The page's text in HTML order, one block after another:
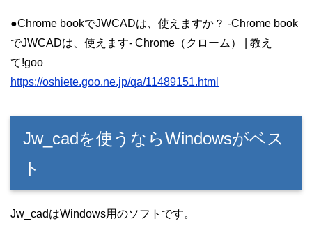
●Chrome bookでJWCADは、使えますか？ -Chrome book
でJWCADは、使えます- Chrome（クローム） | 教え
て!goo
https://oshiete.goo.ne.jp/qa/11489151.html
Jw_cadを使うならWindowsがベス
ト
Jw_cadはWindows用のソフトです。